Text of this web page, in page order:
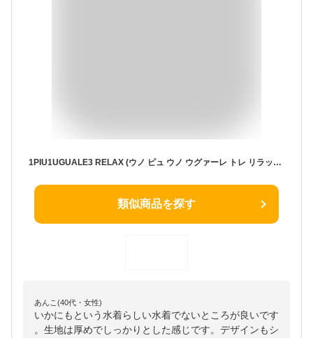
1PIU1UGUALE3 RELAX (ウノ ピュ ウノ ウグァーレ トレ リラックス) ストレッチ 速乾 UVカット ジッパーポケット ラッシュガード ショートパンツ 1PRUSB24011 ブランド メンズ 男性 ボトムス スイムパンツ 水着 プール
類似商品を探す
あんこ(40代・女性)
いかにもという水着らしい水着でないところが良いです
。生地は厚めでしっかりとした感じです。デザインもシ